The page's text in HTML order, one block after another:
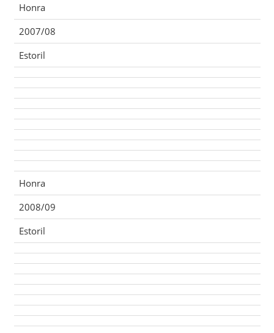
Honra
2007/08
Estoril
Honra
2008/09
Estoril